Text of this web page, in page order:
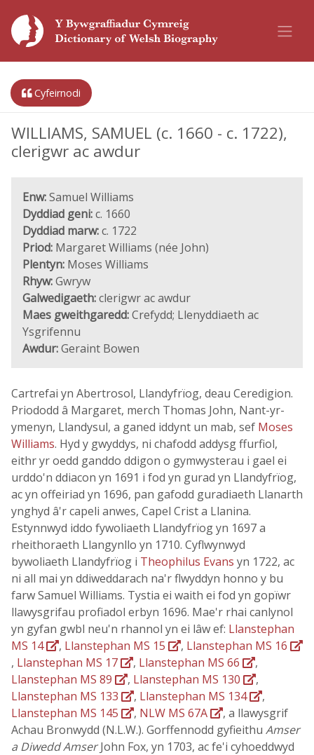
Cyfeirnodi
WILLIAMS, SAMUEL (c. 1660 - c. 1722),
clerigwr ac awdur
Enw:Samuel Williams
Dyddiad geni:c. 1660
Dyddiad marw:c. 1722
Priod: Margaret Williams (née John)
Plentyn: Moses Williams
Rhyw:Gwryw
Galwedigaeth:clerigwr ac awdur
Maes gweithgaredd:Crefydd; Llenyddiaeth ac
Ysgrifennu
Awdur:Geraint Bowen
Cartrefai yn Abertrosol, Llandyfrïog, deau Ceredigion.
Priododd â Margaret, merch Thomas John, Nant-yr-
ymenyn, Llandysul, a ganed iddynt un mab, sef Moses
Williams. Hyd y gwyddys, ni chafodd addysg ffurfiol,
eithr yr oedd ganddo ddigon o gymwysterau i gael ei
urddo'n ddiacon yn 1691 i fod yn gurad yn Llandyfrïog,
ac yn offeiriad yn 1696, pan gafodd guradiaeth Llanarth
ynghyd â'r capeli anwes, Capel Crist a Llanina.
Estynnwyd iddo fywoliaeth Llandyfrïog yn 1697 a
rheithoraeth Llangynllo yn 1710. Cyflwynwyd
bywoliaeth Llandyfrïog i Theophilus Evans yn 1722, ac
ni all mai yn ddiweddarach na'r flwyddyn honno y bu
farw Samuel Williams. Tystia ei waith ei fod yn gopïwr
llawysgrifau profiadol erbyn 1696. Mae'r rhai canlynol
yn gyfan gwbl neu'n rhannol yn ei lâw ef: Llanstephan
MS 14
, Llanstephan MS 15 , Llanstephan MS 16
, Llanstephan MS 17 , Llanstephan MS 66
,
Llanstephan MS 89
, Llanstephan MS 130
,
Llanstephan MS 133
, Llanstephan MS 134
,
Llanstephan MS 145
, NLW MS 67A
, a llawysgrif
Achau Bronwydd (N.L.W.). Gorffennodd gyfieithu Amser
a Diwedd AmserJohn Fox, yn 1703, ac fe'i cyhoeddwyd